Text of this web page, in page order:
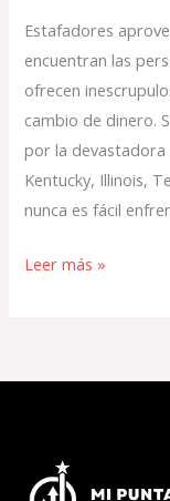
Estafadores
encuentran las
ofrecen
cambio de dinero.
por la
Kentucky, Illinois,
nunca es fácil
Leer más »